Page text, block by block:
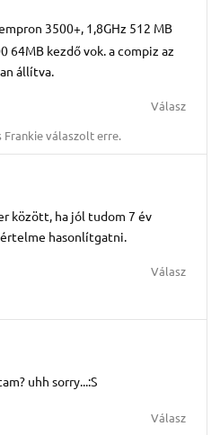
3500+, 1,8GHz 512 MB
64MB kezdő vok. a compiz az
állítva.
Válasz
Frankieválaszolt erre.
között, ha jól tudom 7 év
értelme hasonlítgatni.
Válasz
uhh sorry...:S
Válasz